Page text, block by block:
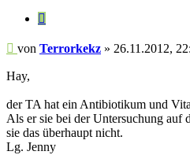
Zitieren
Beitrag
von Terrorkekz » 26.11.2012,
Hay,
der TA hat ein Antibiotikum und
Als er sie bei der Untersuchung auf
sie das überhaupt nicht.
Lg. Jenny